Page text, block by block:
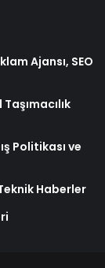
Ajansı, SEO
Politikası ve
Haberler